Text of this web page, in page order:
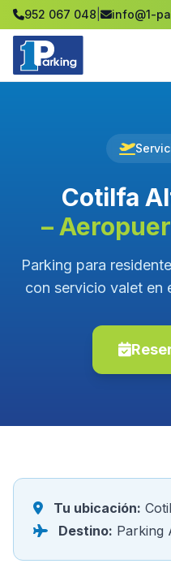
952 067 048 info@1-
Cotilfa
–
Parking para
con servicio valet en
Tu ubicación:
Destino: Parking